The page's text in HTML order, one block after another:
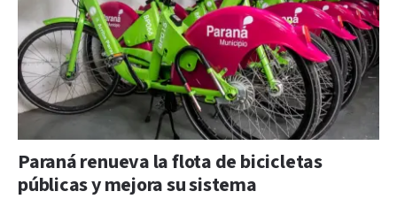
Paraná renueva la flota de bicicletas
públicas y mejora su sistema